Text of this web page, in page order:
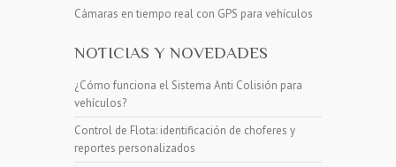
Cámaras en tiempo real con GPS para vehículos
NOTICIAS Y NOVEDADES
¿Cómo funciona el Sistema Anti Colisión para
vehículos?
Control de Flota: identificación de choferes y
reportes personalizados